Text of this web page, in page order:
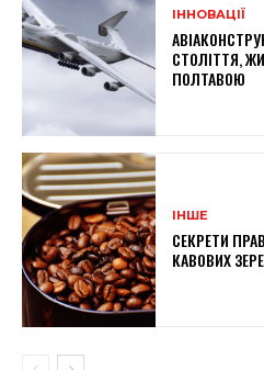
ІННОВАЦІЇ
СТОЛІТТЯ,
ПОЛТАВОЮ
ІНШЕ
СЕКРЕТИ
КАВОВИХ